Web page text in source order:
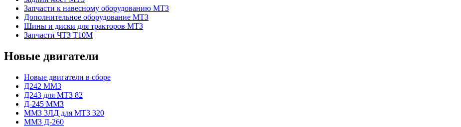
Запчасти к навесному оборудованию МТЗ
Дополнительное оборудование МТЗ
Шины и диски для тракторов МТЗ
Запчасти ЧТЗ Т10М
Новые двигатели
Новые двигатели в сборе
Д242 ММЗ
Д243 для МТЗ 82
Д-245 ММЗ
ММЗ 3ЛД для МТЗ 320
ММЗ Д-260